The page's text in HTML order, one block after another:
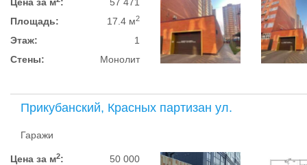
Площадь:
17.4 м2
Этаж:
1
Стены:
Монолит
Прикубанский, Красных партизан ул.
Гаражи
Цена за м2:
50 000